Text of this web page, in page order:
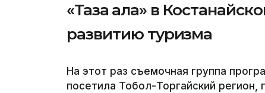
«Таза қала» в
развитию туризма
На этот раз съемочная группа
посетила Тобол-Торгайский регион,